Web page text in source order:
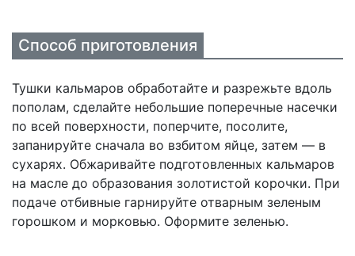
Способ приготовления
Тушки кальмаров обработайте и разрежьте вдоль
пополам, сделайте небольшие поперечные насечки
по всей поверхности, поперчите, посолите,
запанируйте сначала во взбитом яйце, затем — в
сухарях. Обжаривайте подготовленных кальмаров
на масле до образования золотистой корочки. При
подаче отбивные гарнируйте отварным зеленым
горошком и морковью. Оформите зеленью.